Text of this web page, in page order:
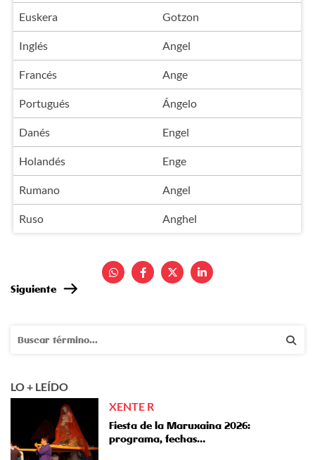
Euskera Gotzon
Inglés Angel
Francés Ange
Portugués Ángelo
Danés Engel
Holandés Enge
Rumano Angel
Ruso Anghel
Siguiente
LO + LEÍDO
XENTE R
Fiesta de la Maruxaina 2026:
programa, fechas…